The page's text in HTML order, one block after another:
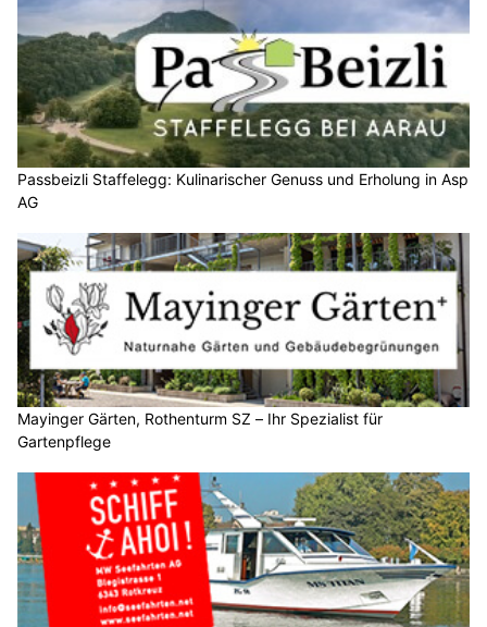
Passbeizli Staffelegg: Kulinarischer Genuss und Erholung in Asp
AG
Mayinger Gärten, Rothenturm SZ – Ihr Spezialist für
Gartenpflege